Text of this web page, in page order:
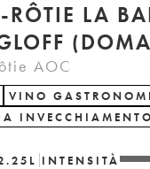
RÔTIE LA
AOC
VINO
INVECCHIAMENTO
L INTENSITÀ